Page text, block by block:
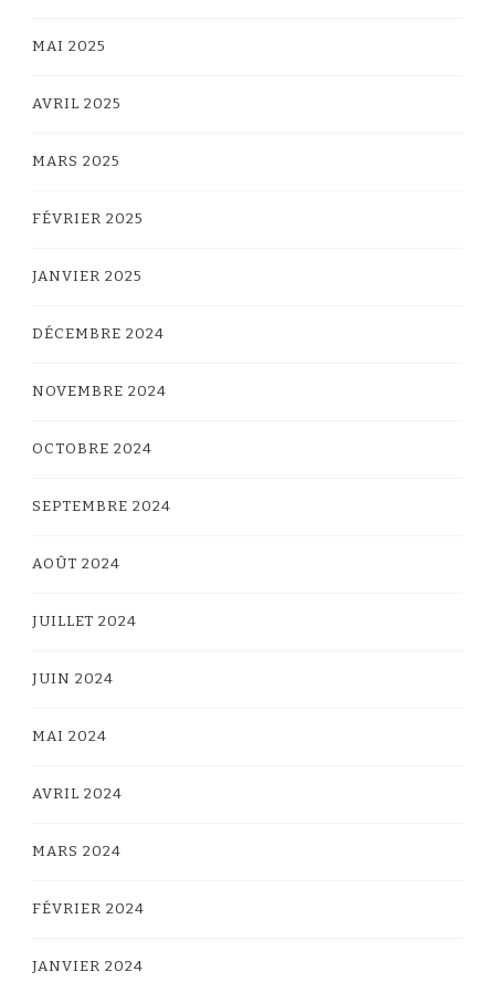
MAI 2025
AVRIL 2025
MARS 2025
FÉVRIER 2025
JANVIER 2025
DÉCEMBRE 2024
NOVEMBRE 2024
OCTOBRE 2024
SEPTEMBRE 2024
AOÛT 2024
JUILLET 2024
JUIN 2024
MAI 2024
AVRIL 2024
MARS 2024
FÉVRIER 2024
JANVIER 2024